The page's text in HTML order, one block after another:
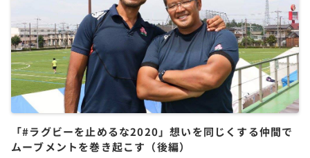
「#ラグビーを止めるな2020」想いを同じくする仲間で
ムーブメントを巻き起こす（後編）